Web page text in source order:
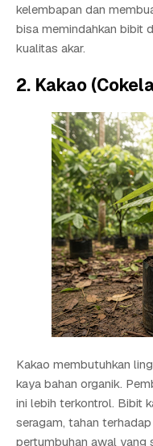
kelembapan dan
bisa memindahkan bibit
kualitas akar.
2. Kakao
Kakao membutuhkan
kaya bahan organik.
ini lebih terkontrol. Bibit
seragam, tahan
pertumbuhan awal yang